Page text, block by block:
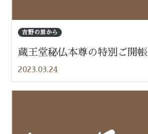
吉野の里から
蔵王堂秘仏本尊の特別ご開帳
2023.03.24